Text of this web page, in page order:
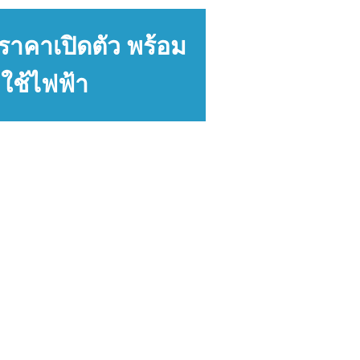
าคาเปิดตัว พร้อม
ช้ไฟฟ้า